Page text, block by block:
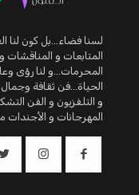
لسنا فضاء...بل كون لنا
المتابعات و المناقشات
المحرمات...و لنا رؤى
الحياة...فن ثقافة
و التلفزيون و الفن
المهرجانات و